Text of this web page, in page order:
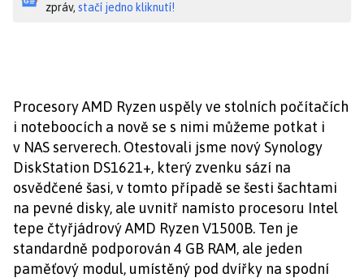
zpráv, stačí jedno kliknutí!
Procesory AMD Ryzen uspěly ve stolních počítačích
i noteboocích a nově se s nimi můžeme potkat i
v NAS serverech. Otestovali jsme nový Synology
DiskStation DS1621+, který zvenku sází na
osvědčené šasi, v tomto případě se šesti šachtami
na pevné disky, ale uvnitř namísto procesoru Intel
tepe čtyřjádrový AMD Ryzen V1500B. Ten je
standardně podporován 4 GB RAM, ale jeden
paměťový modul, umístěný pod dvířky na spodní